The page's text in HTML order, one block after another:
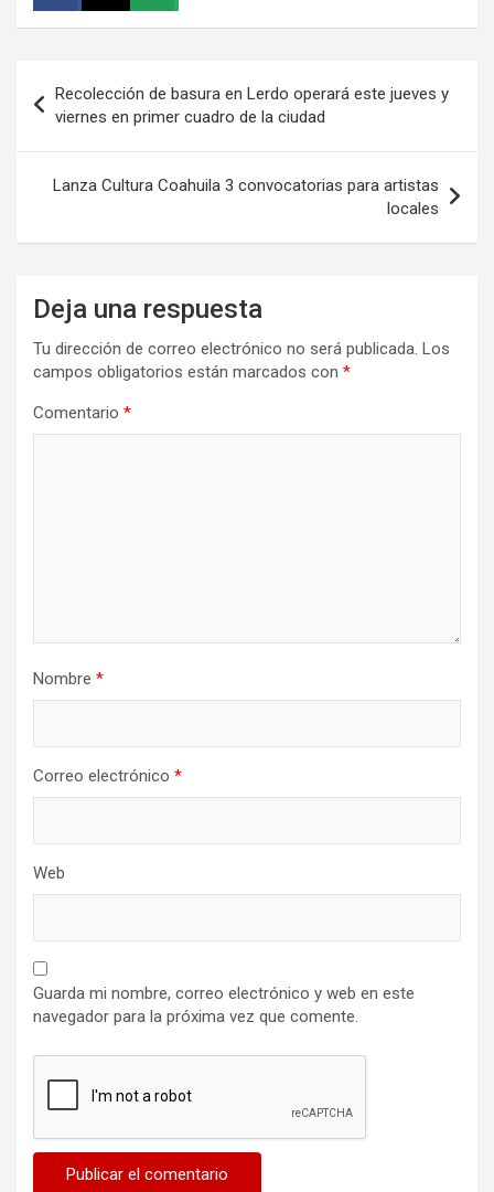
de
entradas
Recolección de basura en Lerdo operará este jueves y
viernes en primer cuadro de la ciudad
Lanza Cultura Coahuila 3 convocatorias para artistas
locales
Deja una respuesta
Tu dirección de correo electrónico no será publicada. Los
campos obligatorios están marcados con *
Comentario *
Nombre *
Correo electrónico *
Web
Guarda mi nombre, correo electrónico y web en este
navegador para la próxima vez que comente.